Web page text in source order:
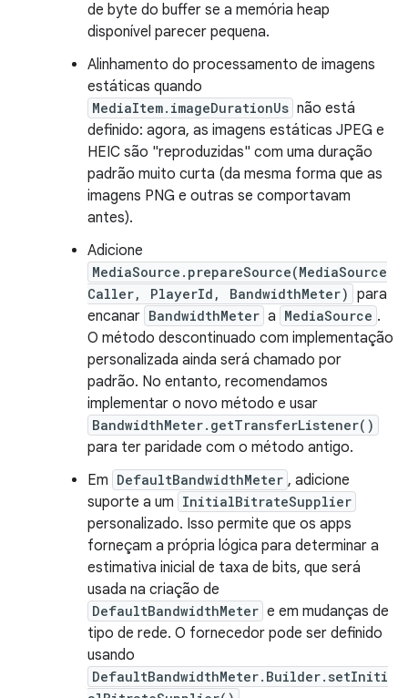
de byte do buffer se a memória heap
disponível parecer pequena.
Alinhamento do processamento de imagens
estáticas quando
MediaItem.imageDurationUs não está
definido: agora, as imagens estáticas JPEG e
HEIC são "reproduzidas" com uma duração
padrão muito curta (da mesma forma que as
imagens PNG e outras se comportavam
antes).
Adicione
MediaSource.prepareSource(MediaSource
Caller, PlayerId, BandwidthMeter) para
encanar BandwidthMeter a MediaSource .
O método descontinuado com implementação
personalizada ainda será chamado por
padrão. No entanto, recomendamos
implementar o novo método e usar
BandwidthMeter.getTransferListener()
para ter paridade com o método antigo.
Em DefaultBandwidthMeter , adicione
suporte a um InitialBitrateSupplier
personalizado. Isso permite que os apps
forneçam a própria lógica para determinar a
estimativa inicial de taxa de bits, que será
usada na criação de
DefaultBandwidthMeter e em mudanças de
tipo de rede. O fornecedor pode ser definido
usando
DefaultBandwidthMeter.Builder.setIniti